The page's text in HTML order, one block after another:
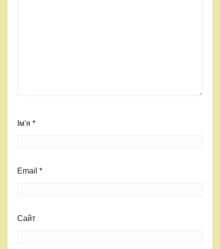
Ім'я *
Email *
Сайт